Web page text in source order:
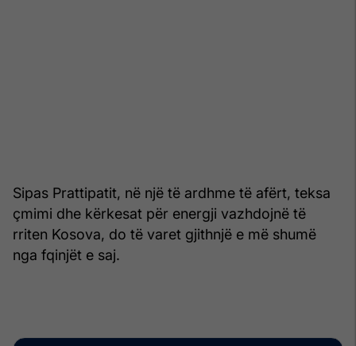
Sipas Prattipatit, në një të ardhme të afërt, teksa
çmimi dhe kërkesat për energji vazhdojnë të
rriten Kosova, do të varet gjithnjë e më shumë
nga fqinjët e saj.